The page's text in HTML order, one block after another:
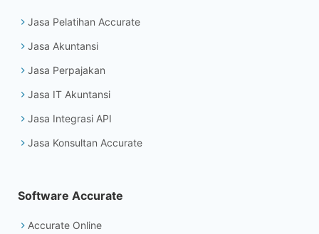
Jasa Pelatihan Accurate
Jasa Akuntansi
Jasa Perpajakan
Jasa IT Akuntansi
Jasa Integrasi API
Jasa Konsultan Accurate
Software Accurate
Accurate Online